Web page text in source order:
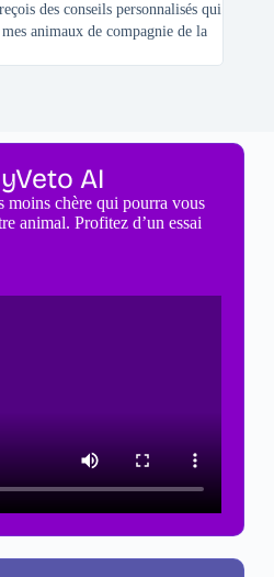
des conseils personnalisés qui
animaux de compagnie de la
AI
moins chère qui pourra vous
animal. Profitez d’un essai